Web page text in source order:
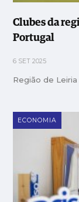
Clubes da
Portugal
6 SET 2025
Região de
ECONOMIA